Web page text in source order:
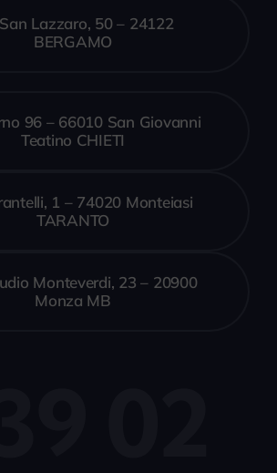
Lazzaro, 50 – 24122
BERGAMO
96 – 66010 San Giovanni
Teatino CHIETI
1 – 74020 Monteiasi
TARANTO
Monteverdi, 23 – 20900
Monza MB